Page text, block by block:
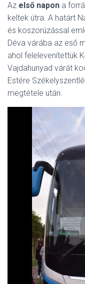
Az első napon a
keltek útra. A határt
és koszorúzással
Déva várába az eső
ahol felelevenítettük
Vajdahunyad várát
Estére
megtétele után.